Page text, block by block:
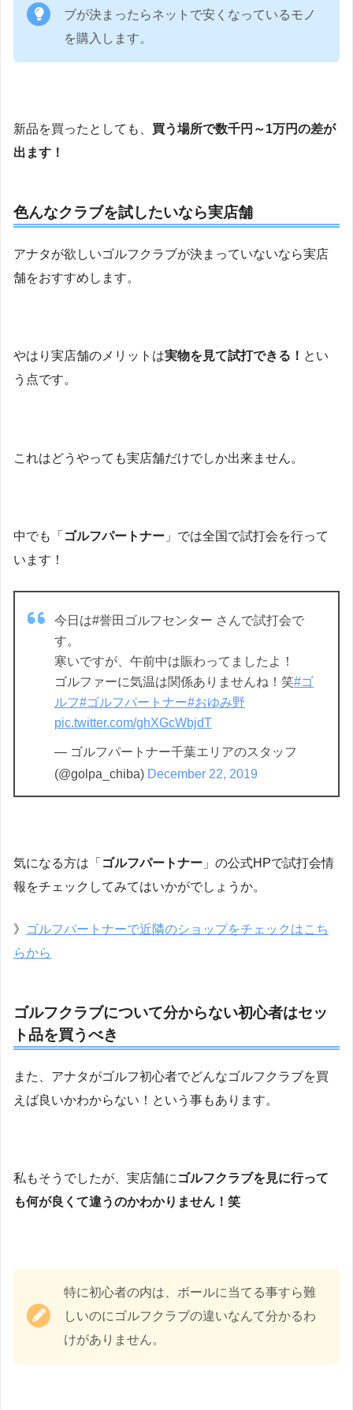
ブが決まったらネットで安くなっているモノ
を購入します。
新品を買ったとしても、 買う場所で数千円～1万円の差が
出ます！
色んなクラブを試したいなら実店舗
アナタが欲しいゴルフクラブが決まっていないなら実店
舗をおすすめします。
やはり実店舗のメリットは実物を見て試打できる！ とい
う点です。
これはどうやっても実店舗だけでしか出来ません。
中でも「 ゴルフパートナー 」では全国で試打会を行って
います！
今日は#誉田ゴルフセンター さんで試打会で
す。
寒いですが、午前中は賑わってましたよ！
ゴルファーに気温は関係ありませんね！笑#ゴ
ルフ#ゴルフパートナー#おゆみ野
pic.twitter.com/ghXGcWbjdT
— ゴルフパートナー千葉エリアのスタッフ
(@golpa_chiba) December 22, 2019
気になる方は「 ゴルフパートナー 」の公式HPで試打会情
報をチェックしてみてはいかがでしょうか。
》
ゴルフパートナーで近隣のショップをチェックはこち
らから
ゴルフクラブについて分からない初心者はセッ
ト品を買うべき
また、アナタがゴルフ初心者でどんなゴルフクラブを買
えば良いかわからない！という事もあります。
私もそうでしたが、実店舗に ゴルフクラブを見に行って
も何が良くて違うのかわかりません！笑
特に初心者の内は、ボールに当てる事すら難
しいのにゴルフクラブの違いなんて分かるわ
けがありません。